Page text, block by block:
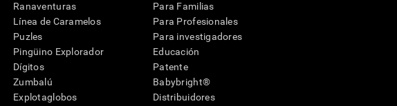
Ranaventuras
Línea de Caramelos
Puzles
Pingüino Explorador
Dígitos
Zumbalú
Explotaglobos
Para Familias
Para Profesionales
Para investigadores
Educación
Patente
Babybright®
Distribuidores